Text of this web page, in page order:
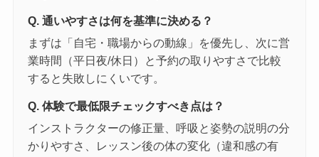
Q. 通いやすさは何を基準に決める？
まずは「自宅・職場からの動線」を優先し、次に営
業時間（平日夜/休日）と予約の取りやすさで比較
すると失敗しにくいです。
Q. 体験で最低限チェックすべき点は？
インストラクターの修正量、呼吸と姿勢の説明の分
かりやすさ、レッスン後の体の変化（違和感の有